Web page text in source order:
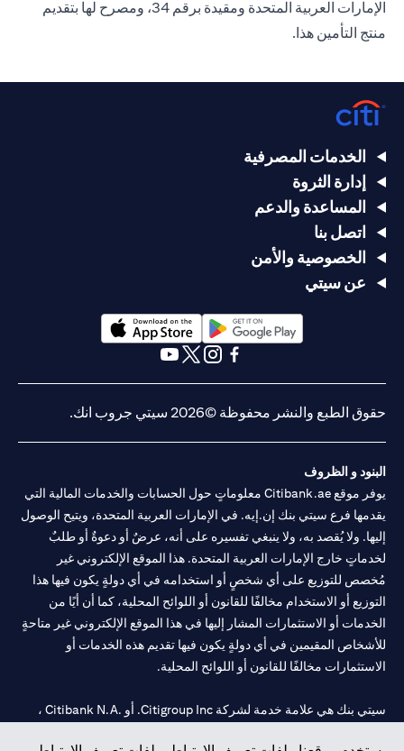
الإمارات العربية المتحدة ومقيدة برقم 34، ومصرح لها بتقديم
منتج التأمين هذا.
الخدمات المصرفية
إدارة الثروة
المساعدة والدعم
اتصل بنا
الخصوصية والأمن
عن سيتي
opens in a new tab
opens in a new tab
حقوق الطبع والنشر محفوظة ©2026 سيتي جروب انك.
البنود و الظروف
يوفر موقع Citibank.ae معلوماتٍ حول الحسابات والخدمات المالية التي
يقدمها فرع سيتي بنك إن.إيه. في الإمارات العربية المتحدة، ويتيح الوصول
إليها. ولا يُقصد به، ولا ينبغي تفسيره على أنه، عرضٌ أو دعوةٌ أو طلبٌ
لخدماتٍ خارج الإمارات العربية المتحدة. هذا الموقع الإلكتروني غير
مُخصص للتوزيع على أي شخصٍ أو استخدامه في أي دولةٍ يكون فيها هذا
التوزيع أو الاستخدام مخالفًا للقانون أو اللوائح المحلية، كما أن أيًا من
الخدمات أو الاستثمارات المشار إليها في هذا الموقع الإلكتروني غير متاحةٍ
للأشخاص المقيمين في أي دولةٍ يكون فيها تقديم هذه الخدمات أو
الاستثمارات مخالفًا للقانون أو اللوائح المحلية.
سيتي بنك هي علامة خدمة لشركة Citigroup Inc. أو .Citibank N.A ،